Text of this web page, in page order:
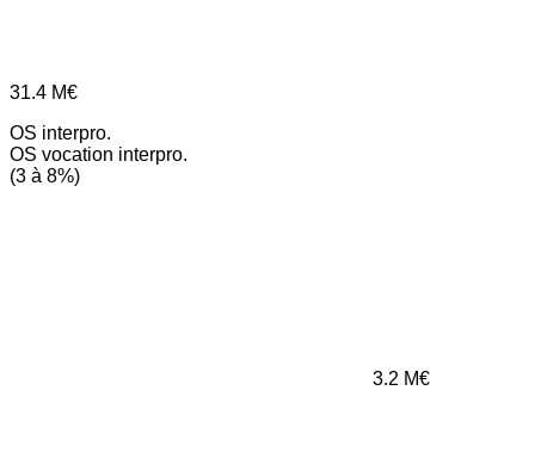
31.4 M€
OS interpro.
OS vocation interpro.
(3 à 8%)
3.2 M€